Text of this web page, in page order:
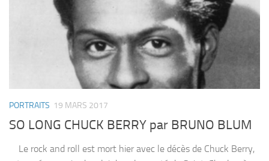
PORTRAITS 19 MARS 2017
SO LONG CHUCK BERRY par BRUNO BLUM
Le rock and roll est mort hier avec le décès de Chuck Berry,